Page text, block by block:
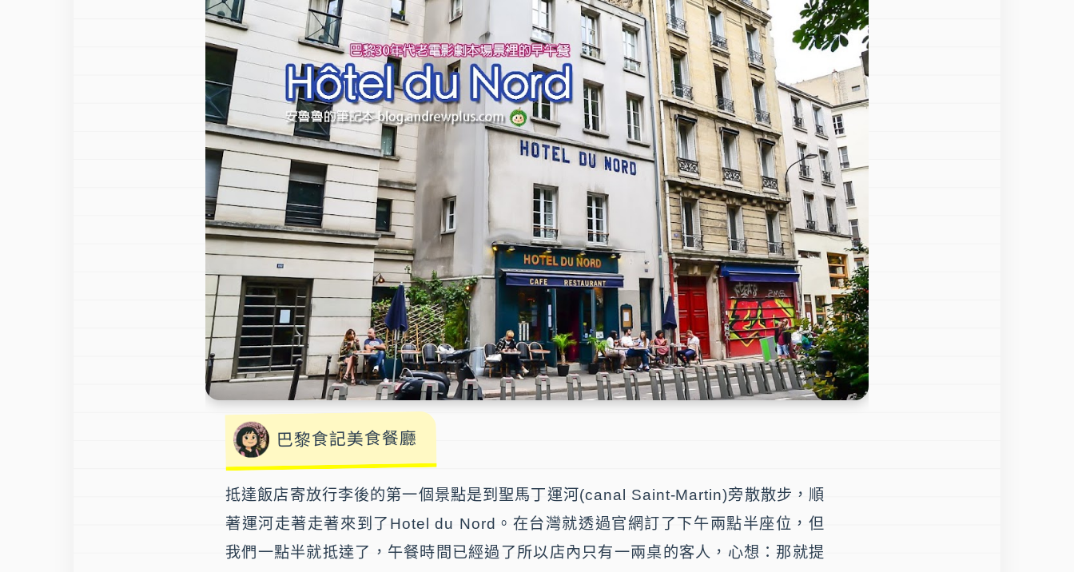
巴黎食記美食餐廳
抵達飯店寄放行李後的第一個景點是到聖馬丁運河(canal Saint-Martin)旁散散步，順
著運河走著走著來到了 Hotel du Nord 。在台灣就透過官網訂了下午兩點半座位，但
我們一點半就抵達了，午餐時間已經過了所以店內只有一兩桌的客人，心想：那就提